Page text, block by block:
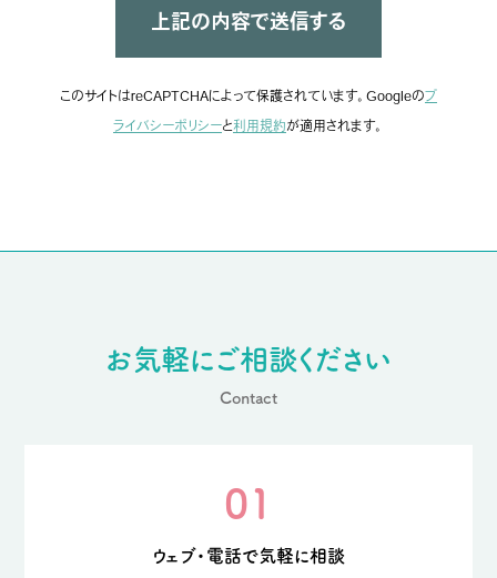
このサイトはreCAPTCHAによって保護されています。Googleのプ
ライバシーポリシーと利用規約が適用されます。
お気軽にご相談ください
Contact
01
ウェブ・電話で気軽に相談